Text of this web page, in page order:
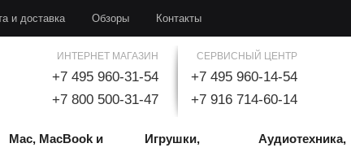
и доставка Обзоры Контакты
ИНТЕРНЕТ МАГАЗИН
+7 495 960-31-54
+7 800 500-31-47
СЕРВИСНЫЙ ЦЕНТР
+7 495 960-14-54
+7 916 714-60-14
Mac, MacBook и
Игрушки,
Аудиотехника,